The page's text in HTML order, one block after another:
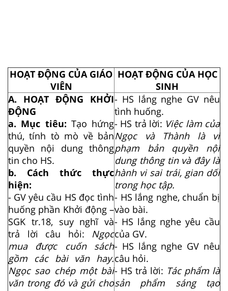
HOẠT ĐỘNG CỦA GIÁO
VIÊN
HOẠT ĐỘNG CỦA HỌC
SINH
A. HOẠT ĐỘNG KHỞI
ĐỘNG
a. Mục tiêu: Tạo hứng
thú, tính tò mò về bản
quyền nội dung thông
tin cho HS.
b. Cách thức thực
hiện:
- GV yêu cầu HS đọc tình
huống phần Khởi động –
SGK tr.18, suy nghĩ và
trả lời câu hỏi: Ngọc
mua được cuốn sách
gồm các bài văn hay.
Ngọc sao chép một bài
văn trong đó và gửi cho
- HS lắng nghe GV nêu
tình huống.
- HS trả lời: Việc làm của
Ngọc và Thành là vi
phạm bản quyền nội
dung thông tin và đây là
hành vi sai trái, gian dối
trong học tập.
- HS lắng nghe, chuẩn bị
vào bài.
- HS lắng nghe yêu cầu
của GV.
- HS lắng nghe GV nêu
câu hỏi.
- HS trả lời: Tác phẩm là
sản phẩm sáng tạo